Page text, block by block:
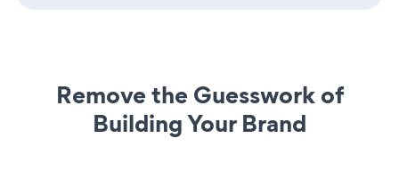
Remove the Guesswork of
Building Your Brand